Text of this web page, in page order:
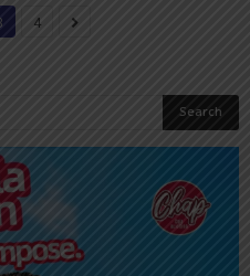
4